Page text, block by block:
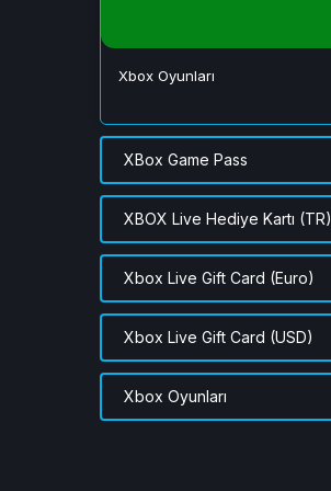
Xbox Oyunları
XBox Game Pass
XBOX Live Hediye Kartı (TR)
Xbox Live Gift Card (Euro)
Xbox Live Gift Card (USD)
Xbox Oyunları